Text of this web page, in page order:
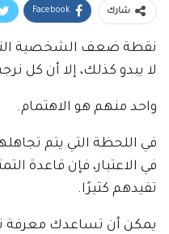
شارك Facebook
نقطة ضعف الشخصية
لا يبدو كذلك، إلا أن كل
واحد منهم هو الاهتمام.
في اللحظة التي يتم
في الاعتبار، فإن قاعدة
تفيدهم كثيرًا.
يمكن أن تساعدك